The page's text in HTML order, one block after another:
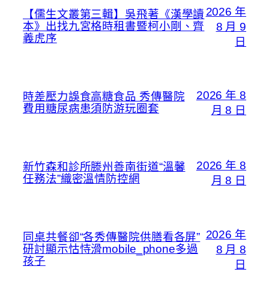
【儒生文叢第三輯】吳飛著《漢學讀
本》出找九宮格時租書暨柯小剛、齊
義虎序
2026 年
8 月 9
日
時差壓力誤食高糖食品 秀傳醫院
費用糖尿病患須防游玩圈套
2026 年 8
月 8 日
新竹森和診所滕州善南街道“溫馨
任務法”織密溫情防控網
2026 年 8
月 8 日
同桌共餐卻“各秀傳醫院供膳看各屏”
研討顯示怙恃滑mobile_phone多過
孩子
2026 年
8 月 8
日